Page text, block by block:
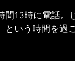
間13時に電話。
という時間を過